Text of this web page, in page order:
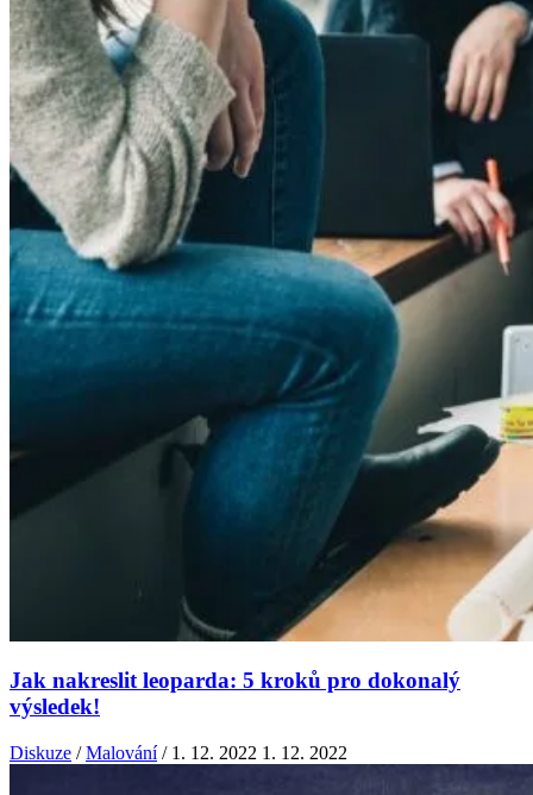
Jak nakreslit leoparda: 5 kroků pro dokonalý
výsledek!
Diskuze /Malování/ 1. 12. 2022 1. 12. 2022